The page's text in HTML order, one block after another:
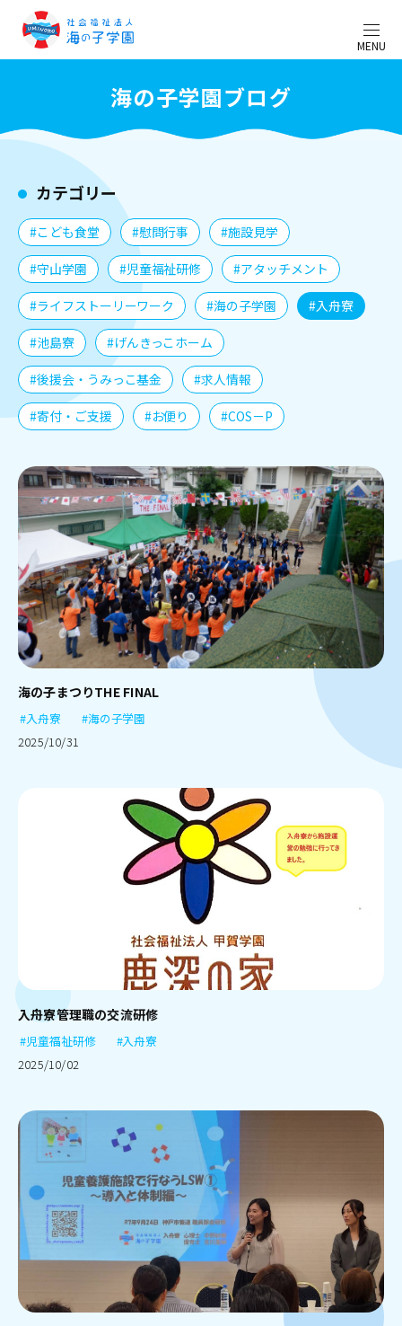
MENU
海の子学園ブログ
カテゴリー
#こども食堂 #慰問行事 #施設見学
#守山学園 #児童福祉研修 #アタッチメント
#ライフストーリーワーク #海の子学園 #入舟寮
#池島寮 #げんきっこホーム
#後援会・うみっこ基金 #求人情報
#寄付・ご支援 #お便り #COS－P
海の子まつりTHE FINAL
#入舟寮
#海の子学園
2025/10/31
入舟寮管理職の交流研修
#児童福祉研修
#入舟寮
2025/10/02